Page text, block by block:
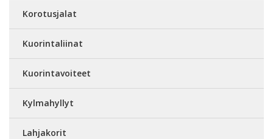
Korotusjalat
Kuorintaliinat
Kuorintavoiteet
Kylmahyllyt
Lahjakorit